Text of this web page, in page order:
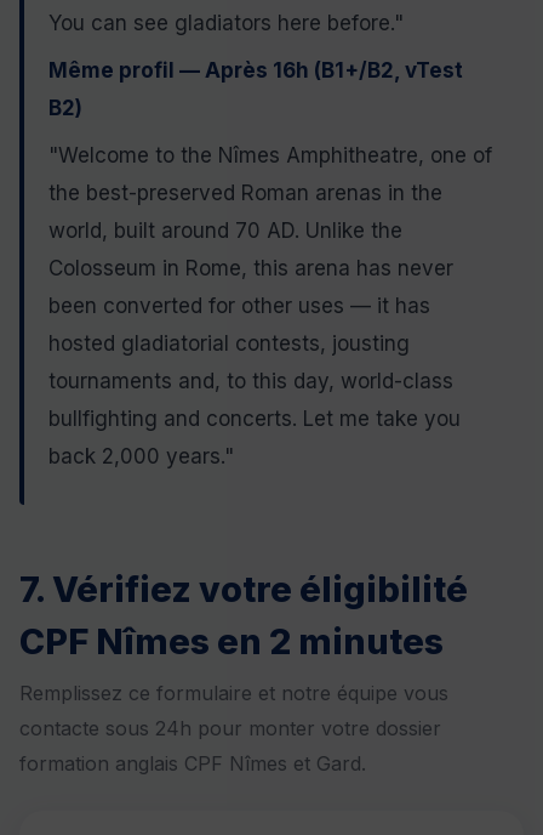
You can see gladiators here before."
Même profil — Après 16h (B1+/B2, vTest
B2)
"Welcome to the Nîmes Amphitheatre, one of
the best-preserved Roman arenas in the
world, built around 70 AD. Unlike the
Colosseum in Rome, this arena has never
been converted for other uses — it has
hosted gladiatorial contests, jousting
tournaments and, to this day, world-class
bullfighting and concerts. Let me take you
back 2,000 years."
7. Vérifiez votre éligibilité
CPF Nîmes en 2 minutes
Remplissez ce formulaire et notre équipe vous
contacte sous 24h pour monter votre dossier
formation anglais CPF Nîmes et Gard.